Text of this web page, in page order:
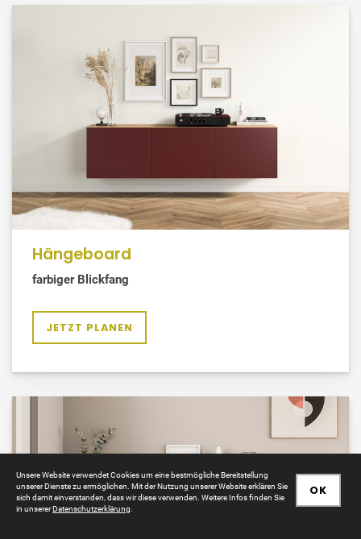
Hängeboard
farbiger Blickfang
JETZT PLANEN
OK
Unsere Website verwendet Cookies um eine bestmögliche Bereitstellung
unserer Dienste zu ermöglichen. Mit der Nutzung unserer Website erklären Sie
sich damit einverstanden, dass wir diese verwenden. Weitere Infos finden Sie
in unsererDatenschutzerklärung